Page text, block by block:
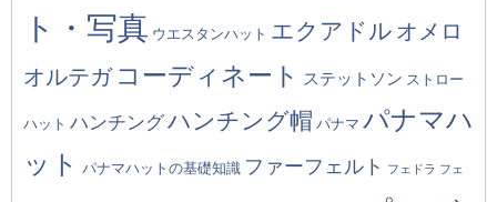
ト・写真 ウエスタンハット エクアドル オメロ
オルテガ コーディネート ステットソン ストロー
ハット ハンチングハンチング帽 パナマ パナマハ
ット
パナマハットの基礎知識 ファーフェルト フェドラ フェ